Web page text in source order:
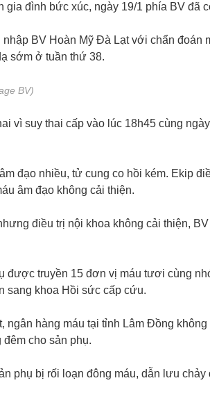
đình bức xúc, ngày 19/1 phía BV đã
BV Hoàn Mỹ Đà Lạt với chẩn đoán
sớm ở tuần thứ 38.
BV)
vì suy thai cấp vào lúc 18h45 cùng
đạo nhiều, tử cung co hồi kém. Ekip
âm đạo không cải thiện.
điều trị nội khoa không cải thiện,
được truyền 15 đơn vị máu tươi cùng
sang khoa Hồi sức cấp cứu.
ngân hàng máu tại tỉnh Lâm Đồng
đêm cho sản phụ.
phụ bị rối loạn đông máu, dẫn lưu chảy